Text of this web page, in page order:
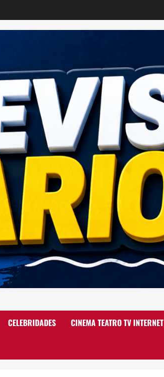
CELEBRIDADES CINEMA TEATRO TV INTERNET